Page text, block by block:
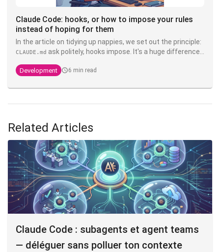
Claude Code: hooks, or how to impose your rules
instead of hoping for them
In the article on tidying up nappies, we set out the principle:
CLAUDE.md
hook, on the other hand, is deterministic shell code that is
into a guarantee.
Development 6 min read
Related Articles
Claude Code : subagents et agent teams
— déléguer sans polluer ton contexte